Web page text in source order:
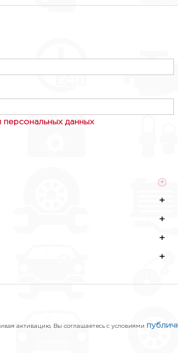
данных
+
+
+
+
+
активацию, Вы соглашаетесь с условиями